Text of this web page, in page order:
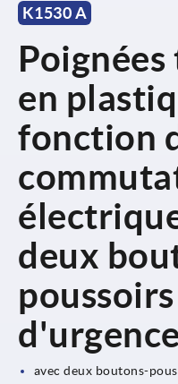
K1530 A
en
fonction
deux
d'urgence
avec deux boutons-